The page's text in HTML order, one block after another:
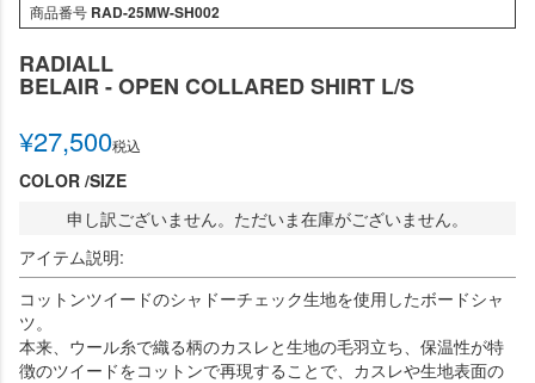
商品番号 RAD-25MW-SH002
RADIALL
BELAIR - OPEN COLLARED SHIRT L/S
¥27,500税込
COLOR SIZE
申し訳ございません。ただいま在庫がございません。
アイテム説明:
コットンツイードのシャドーチェック生地を使用したボードシャ
ツ。
本来、ウール糸で織る柄のカスレと生地の毛羽立ち、保温性が特
徴のツイードをコットンで再現することで、カスレや生地表面の